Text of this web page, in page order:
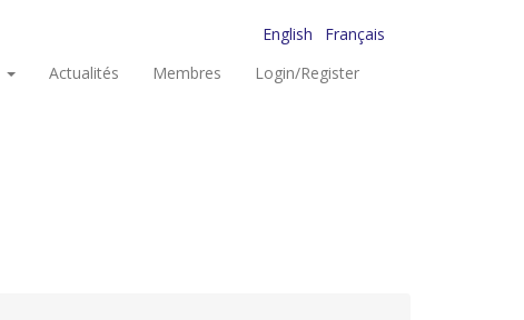
English
Français
Actualités Membres Login/Register